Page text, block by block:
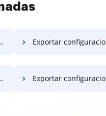
Exportar configuraciones de campo PDF en
Exportar configuraciones de campo